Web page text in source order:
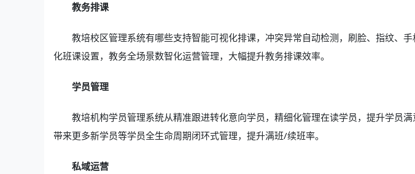
教务排课
教培校区管理系统有哪些支持智能可视化排课，冲突异常自动检测，刷脸、指纹、
化班课设置，教务全场景数智化运营管理，大幅提升教务排课效率。
学员管理
教培机构学员管理系统从精准跟进转化意向学员，精细化管理在读学员，提升学员
带来更多新学员等学员全生命周期闭环式管理，提升满班/续班率。
私域运营